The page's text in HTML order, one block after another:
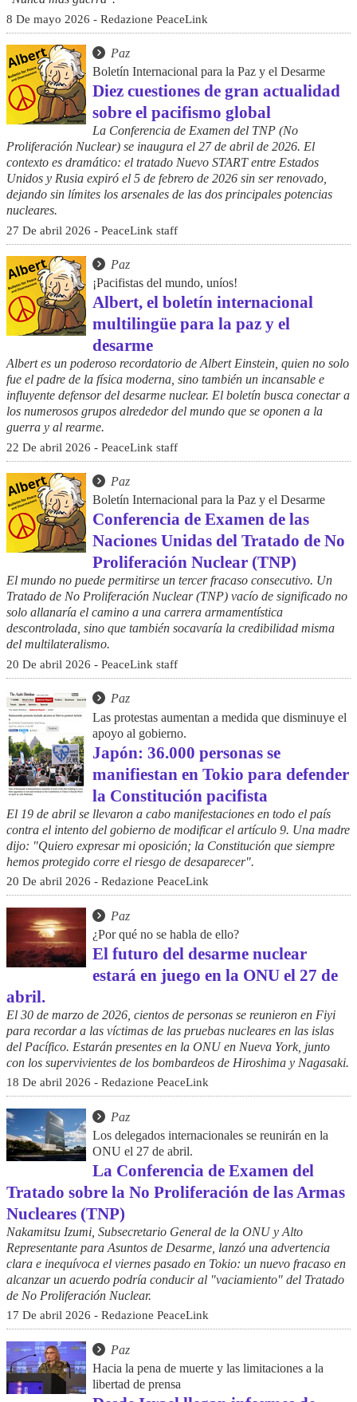
8 De mayo 2026 - Redazione PeaceLink
Paz
Boletín Internacional para la Paz y el Desarme
Diez cuestiones de gran actualidad
sobre el pacifismo global
La Conferencia de Examen del TNP (No
Proliferación Nuclear) se inaugura el 27 de abril de 2026. El
contexto es dramático: el tratado Nuevo START entre Estados
Unidos y Rusia expiró el 5 de febrero de 2026 sin ser renovado,
dejando sin límites los arsenales de las dos principales potencias
nucleares.
27 De abril 2026 - PeaceLink staff
Paz
¡Pacifistas del mundo, uníos!
Albert, el boletín internacional
multilingüe para la paz y el
desarme
Albert es un poderoso recordatorio de Albert Einstein, quien no solo
fue el padre de la física moderna, sino también un incansable e
influyente defensor del desarme nuclear. El boletín busca conectar a
los numerosos grupos alrededor del mundo que se oponen a la
guerra y al rearme.
22 De abril 2026 - PeaceLink staff
Paz
Boletín Internacional para la Paz y el Desarme
Conferencia de Examen de las
Naciones Unidas del Tratado de No
Proliferación Nuclear (TNP)
El mundo no puede permitirse un tercer fracaso consecutivo. Un
Tratado de No Proliferación Nuclear (TNP) vacío de significado no
solo allanaría el camino a una carrera armamentística
descontrolada, sino que también socavaría la credibilidad misma
del multilateralismo.
20 De abril 2026 - PeaceLink staff
Paz
Las protestas aumentan a medida que disminuye el
apoyo al gobierno.
Japón: 36.000 personas se
manifiestan en Tokio para defender
la Constitución pacifista
El 19 de abril se llevaron a cabo manifestaciones en todo el país
contra el intento del gobierno de modificar el artículo 9. Una madre
dijo: "Quiero expresar mi oposición; la Constitución que siempre
hemos protegido corre el riesgo de desaparecer".
20 De abril 2026 - Redazione PeaceLink
Paz
¿Por qué no se habla de ello?
El futuro del desarme nuclear
estará en juego en la ONU el 27 de
abril.
El 30 de marzo de 2026, cientos de personas se reunieron en Fiyi
para recordar a las víctimas de las pruebas nucleares en las islas
del Pacífico. Estarán presentes en la ONU en Nueva York, junto
con los supervivientes de los bombardeos de Hiroshima y Nagasaki.
18 De abril 2026 - Redazione PeaceLink
Paz
Los delegados internacionales se reunirán en la
ONU el 27 de abril.
La Conferencia de Examen del
Tratado sobre la No Proliferación de las Armas
Nucleares (TNP)
Nakamitsu Izumi, Subsecretario General de la ONU y Alto
Representante para Asuntos de Desarme, lanzó una advertencia
clara e inequívoca el viernes pasado en Tokio: un nuevo fracaso en
alcanzar un acuerdo podría conducir al "vaciamiento" del Tratado
de No Proliferación Nuclear.
17 De abril 2026 - Redazione PeaceLink
Paz
Hacia la pena de muerte y las limitaciones a la
libertad de prensa